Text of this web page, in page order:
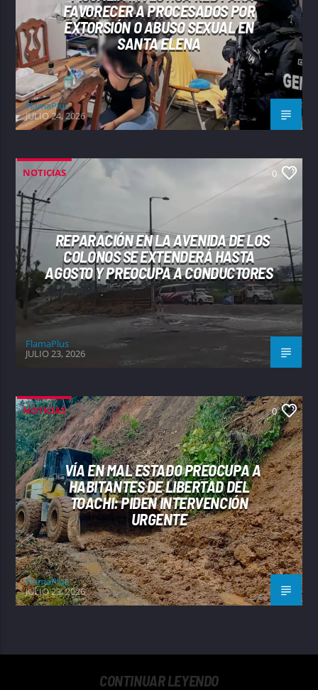
FAVORECER A PROCESADOS POR
EXTORSIÓN O ABUSO SEXUAL EN
SANTA ELENA
FlamaPlus
JULIO 24, 2026
NOTICIAS 0
REPARACIÓN EN LA AVENIDA DE LOS
COLONOS SE EXTENDERÁ HASTA
AGOSTO Y PREOCUPA A CONDUCTORES
FlamaPlus
JULIO 23, 2026
NOTICIAS 0
VÍA EN MAL ESTADO PREOCUPA A
HABITANTES DE LIBERTAD DEL
TOACHI: PIDEN INTERVENCIÓN
URGENTE
FlamaPlus
JULIO 23, 2026
CONTINUAR LEYENDO